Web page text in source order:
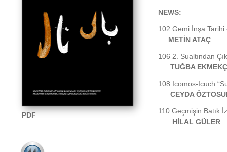
NEWS:
102 Gemi İnşa Tarihi
METİN ATAÇ
106 2. Sualtından
TUĞBA
108 Icomos-Icuch
CEYDA
110 Geçmişin Batık
HİLAL GÜLER
PDF